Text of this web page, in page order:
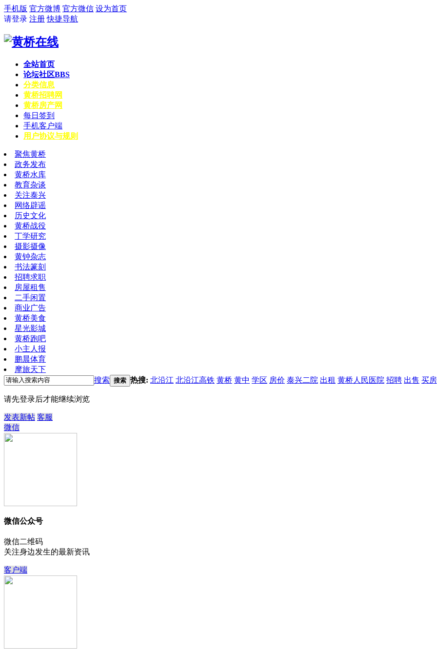
手机版 官方微博 官方微信 设为首页
请登录 注册 快捷导航
全站首页
论坛社区BBS
分类信息
黄桥招聘网
黄桥房产网
每日签到
手机客户端
用户协议与规则
聚焦黄桥
政务发布
黄桥水库
教育杂谈
关注泰兴
网络辟谣
历史文化
黄桥战役
丁学研究
摄影摄像
黄钟杂志
书法篆刻
招聘求职
房屋租售
二手闲置
商业广告
黄桥美食
星光影城
黄桥跑吧
小主人报
鹏晨体育
摩旅天下
搜索 搜索 热搜: 北沿江 北沿江高铁 黄桥 黄中 学区 房价 泰兴二院 出租 黄桥人民医院 招聘 出售 买房
请先登录后才能继续浏览
发表新帖 客服
微信
微信公众号
微信二维码
关注身边发生的最新资讯
客户端